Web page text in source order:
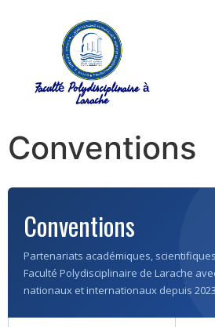
Faculté Polydisciplinaire à
Larache
Conventions
Conventions
Partenariats académiques,
Faculté Polydisciplinaire de Larache
nationaux et internationaux depuis